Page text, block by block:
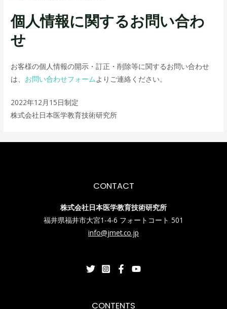
個人情報に関するお問い合わ
せ
お客様の個人情報の開示・訂正・削除等に関するお問い合わせ
は、 お問い合わせフォーム よりご連絡ください。
2022年12月15日制定
株式会社日本医学教育技術研究所
CONTACT
株式会社日本医学教育技術研究所
福井県福井市大宮1-4-6 フォートコート 501
info@jmet.co.jp
CONTENTS